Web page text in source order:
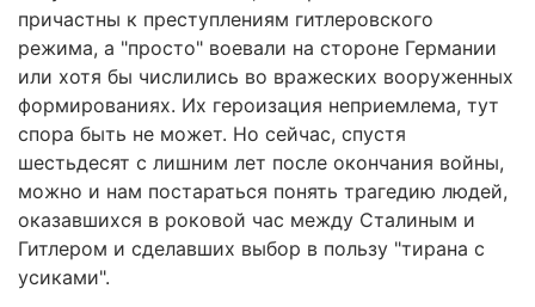
причастны к преступлениям гитлеровского
режима, а "просто" воевали на стороне Германии
или хотя бы числились во вражеских вооруженных
формированиях. Их героизация неприемлема, тут
спора быть не может. Но сейчас, спустя
шестьдесят с лишним лет после окончания войны,
можно и нам постараться понять трагедию людей,
оказавшихся в роковой час между Сталиным и
Гитлером и сделавших выбор в пользу "тирана с
усиками".